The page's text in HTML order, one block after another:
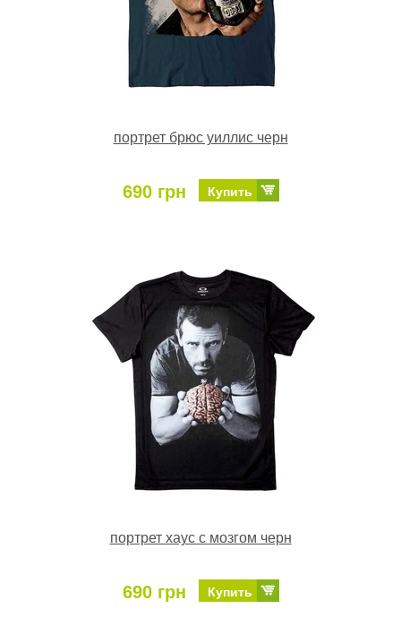
портрет брюс уиллис черн
690 грн Купить
портрет хаус с мозгом черн
690 грн Купить